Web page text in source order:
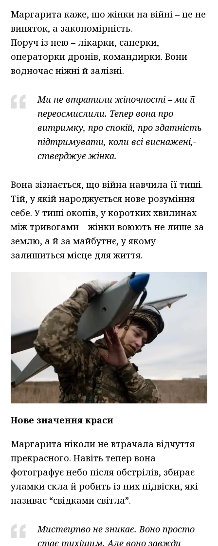
Маргарита каже, що жінки на війні – це не
виняток, а закономірність.
Поруч із нею – лікарки, саперки,
операторки дронів, командирки. Вони
водночас ніжні й залізні.
Ми не втратили жіночності – ми її
переосмислили. Тепер вона про
витримку, про спокій, про здатність
підтримувати, коли всі виснажені,-
стверджує жінка.
Вона зізнається, що війна навчила її тиші.
Тій, у якій народжується нове розуміння
себе. У тиші окопів, у коротких хвилинах
між тривогами – жінки воюють не лише за
землю, а й за майбутнє, у якому
залишиться місце для життя.
Нове значення краси
Маргарита ніколи не втрачала відчуття
прекрасного. Навіть тепер вона
фотографує небо після обстрілів, збирає
уламки скла й робить із них підвіски, які
називає “свідками світла”.
Мистецтво не зникає. Воно просто
стає тихішим. Але воно завжди